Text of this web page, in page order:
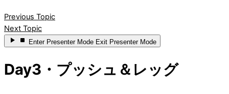
Previous Topic
Next Topic
Enter Presenter Mode Exit Presenter Mode
Day3・プッシュ＆レッグ